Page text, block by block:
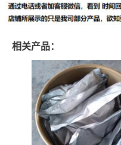
相关产品：